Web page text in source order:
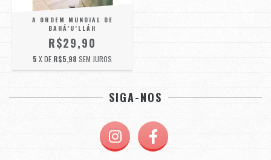
A ORDEM MUNDIAL DE
BAHÁ’U’LLÁH
R$29,90
5 X DE R$5,98 SEM JUROS
SIGA-NOS